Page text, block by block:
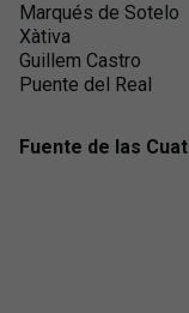
Marqués de Sotelo
Xàtiva
Guillem Castro
Puente del Real
Fuente de las